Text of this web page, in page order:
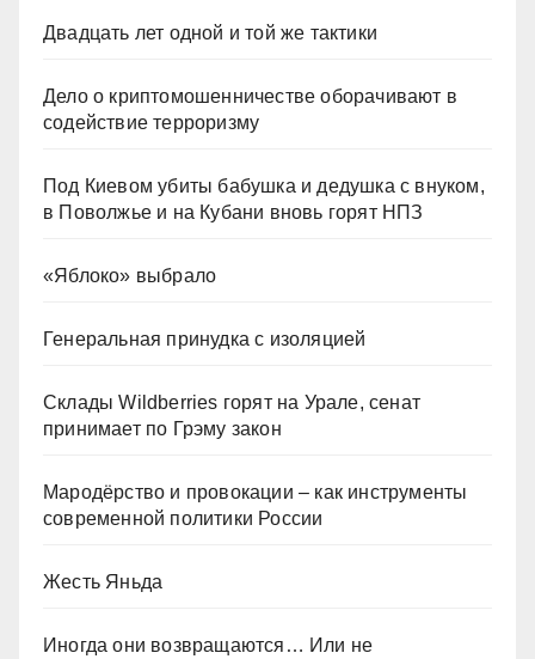
Двадцать лет одной и той же тактики
Дело о криптомошенничестве оборачивают в
содействие терроризму
Под Киевом убиты бабушка и дедушка с внуком,
в Поволжье и на Кубани вновь горят НПЗ
«Яблоко» выбрало
Генеральная принудка с изоляцией
Склады Wildberries горят на Урале, сенат
принимает по Грэму закон
Мародёрство и провокации – как инструменты
современной политики России
Жесть Яньда
Иногда они возвращаются… Или не